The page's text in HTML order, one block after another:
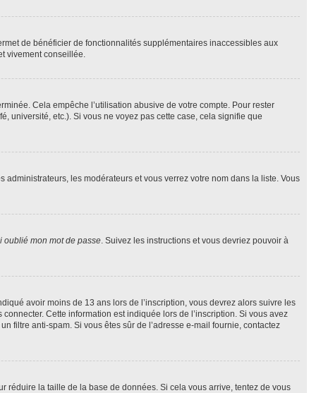
de bénéficier de fonctionnalités supplémentaires inaccessibles aux
vivement conseillée.
Cela empêche l’utilisation abusive de votre compte. Pour rester
université, etc.). Si vous ne voyez pas cette case, cela signifie que
administrateurs, les modérateurs et vous verrez votre nom dans la liste. Vous
oublié mon mot de passe. Suivez les instructions et vous devriez pouvoir à
avoir moins de 13 ans lors de l’inscription, vous devrez alors suivre les
Cette information est indiquée lors de l’inscription. Si vous avez
filtre anti-spam. Si vous êtes sûr de l’adresse e-mail fournie, contactez
réduire la taille de la base de données. Si cela vous arrive, tentez de vous